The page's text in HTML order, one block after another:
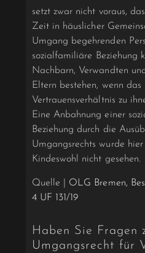
setzt zwar nicht voraus,
Zeit in häuslicher
Umgang begehrenden
sozial­familiäre Beziehung
Nachbarn, Verwandten
Eltern bestehen, wenn
Vertrauensverhältnis zu
Eine Anbahnung einer
Beziehung durch die
Umgangsrechts wurde
Kindeswohl nicht gesehen.
Quelle | OLG Bremen,
4 UF 131/19
Haben Sie Fragen
Umgangsrecht für